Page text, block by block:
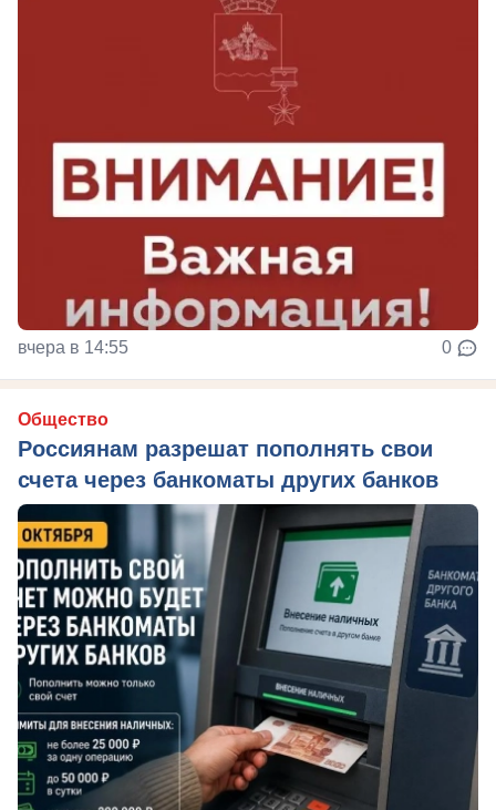
вчера в 14:55 0
Общество
Россиянам разрешат пополнять свои
счета через банкоматы других банков